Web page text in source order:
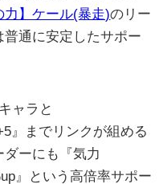
力】ケール(暴走)のリー
通に安定したサポー
ャラと
』までリンクが組める
ーにも『気力
』という高倍率サポー